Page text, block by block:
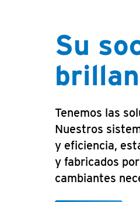
Su
Tenemos las
Nuestros
y eficiencia,
y fabricados
cambiantes